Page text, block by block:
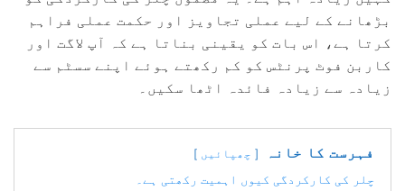
بڑھانے کے لیے عملی تجاویز اور حکمت عملی فراہم
کرتا ہے، اس بات کو یقینی بناتا ہے کہ آپ لاگت اور
کاربن فوٹ پرنٹس کو کم رکھتے ہوئے اپنے سسٹم سے
زیادہ سے زیادہ فائدہ اٹھا سکیں۔
فہرست کا خانہ چھپائیں
چلر کی کارکردگی کیوں اہمیت رکھتی ہے۔